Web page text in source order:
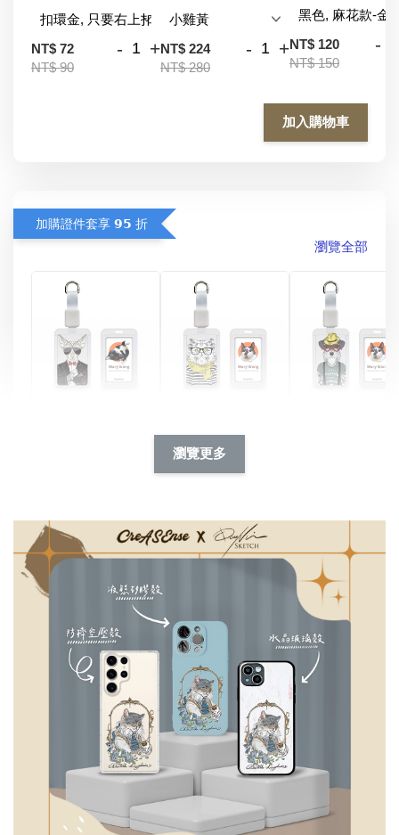
NT$ 72
NT$ 90
- +NT$ 224
NT$ 280
- +NT$ 120
NT$ 150
-
加入購物車
加購證件套享 𝟵𝟱 折
瀏覽全部
NT$ 214
NT$ 225
- +
件套(附伸縮卡扣)
CSAA05
NT$ 214
NT$ 225
-
NT$ 225
加入購物車
瀏覽更多
瀏覽更多